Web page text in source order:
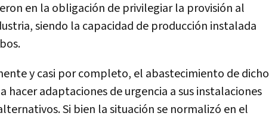
en la obligación de privilegiar la provisión al
siendo la capacidad de producción instalada
y casi por completo, el abastecimiento de dicho
hacer adaptaciones de urgencia a sus instalaciones
Si bien la situación se normalizó en el